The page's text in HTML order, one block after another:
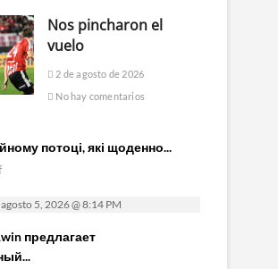
Nos pincharon el
vuelo
2 de agosto de 2026
No hay comentarios
потоці, які щоденно...
agosto 5, 2026 @ 8:14 PM
предлагает